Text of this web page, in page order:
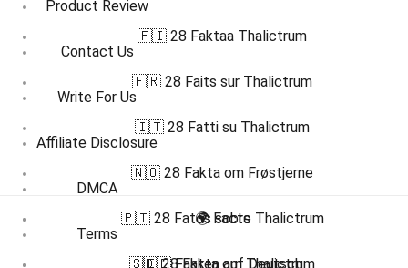
Product Review
Contact Us
Write For Us
Affiliate Disclosure
DMCA
Terms
🇫🇮 28 Faktaa Thalictrum
🇫🇷 28 Faits sur Thalictrum
🇮🇹 28 Fatti su Thalictrum
🇳🇴 28 Fakta om Frøstjerne
🇵🇹 28 Fatos sobre Thalictrum
🇸🇪 28 Fakta om Thalictrum
🌍 Facts
🇩🇪 Fakten auf Deutsch